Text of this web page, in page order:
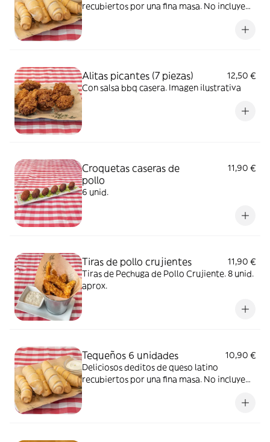
recubiertos por una fina masa. No incluye
Alitas picantes (7 piezas)
12,50 €
Con salsa bbq casera. Imagen ilustrativa
Croquetas caseras de
pollo
11,90 €
6 unid.
Tiras de pollo crujientes
11,90 €
Tiras de Pechuga de Pollo Crujiente. 8 unid.
aprox.
Tequeños 6 unidades
10,90 €
Deliciosos deditos de queso latino
recubiertos por una fina masa. No incluye